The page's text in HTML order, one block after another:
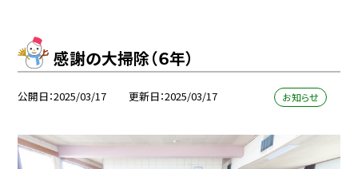
感謝の大掃除（６年）
公開日 2025/03/17 更新日 2025/03/17 お知らせ